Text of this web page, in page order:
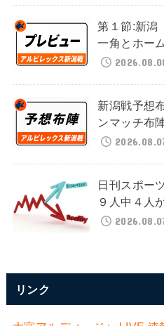
第１節:新潟
一角とホー
新潟戦予想
ンマッチ布
日刊スポー
９人中４人
リンク